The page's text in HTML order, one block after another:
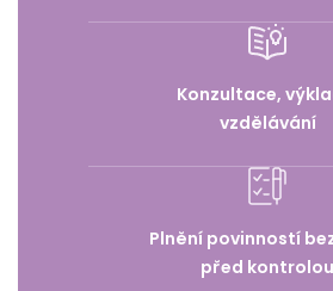
Konzultace,
vzdělávání
Plnění povinností
před kontrolou